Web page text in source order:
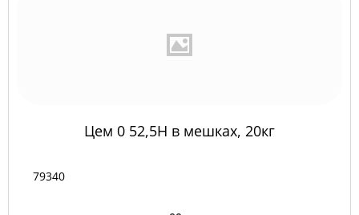
Цем 0 52,5Н в мешках, 20кг
79340